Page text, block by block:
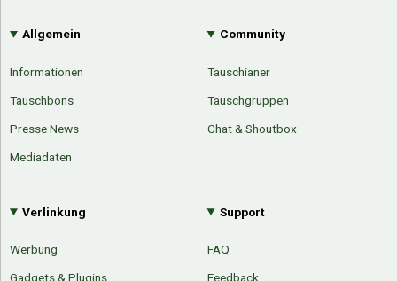
Allgemein
Informationen
Tauschbons
Presse News
Mediadaten
Community
Tauschianer
Tauschgruppen
Chat & Shoutbox
Verlinkung
Werbung
Gadgets & Plugins
Support
FAQ
Feedback